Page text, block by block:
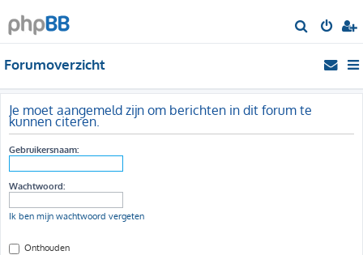
o
Forumoverzicht
Je moet aangemeld zijn om berichten in dit forum te
kunnen citeren.
Gebruikersnaam:
Wachtwoord:
Ik ben mijn wachtwoord vergeten
Onthouden